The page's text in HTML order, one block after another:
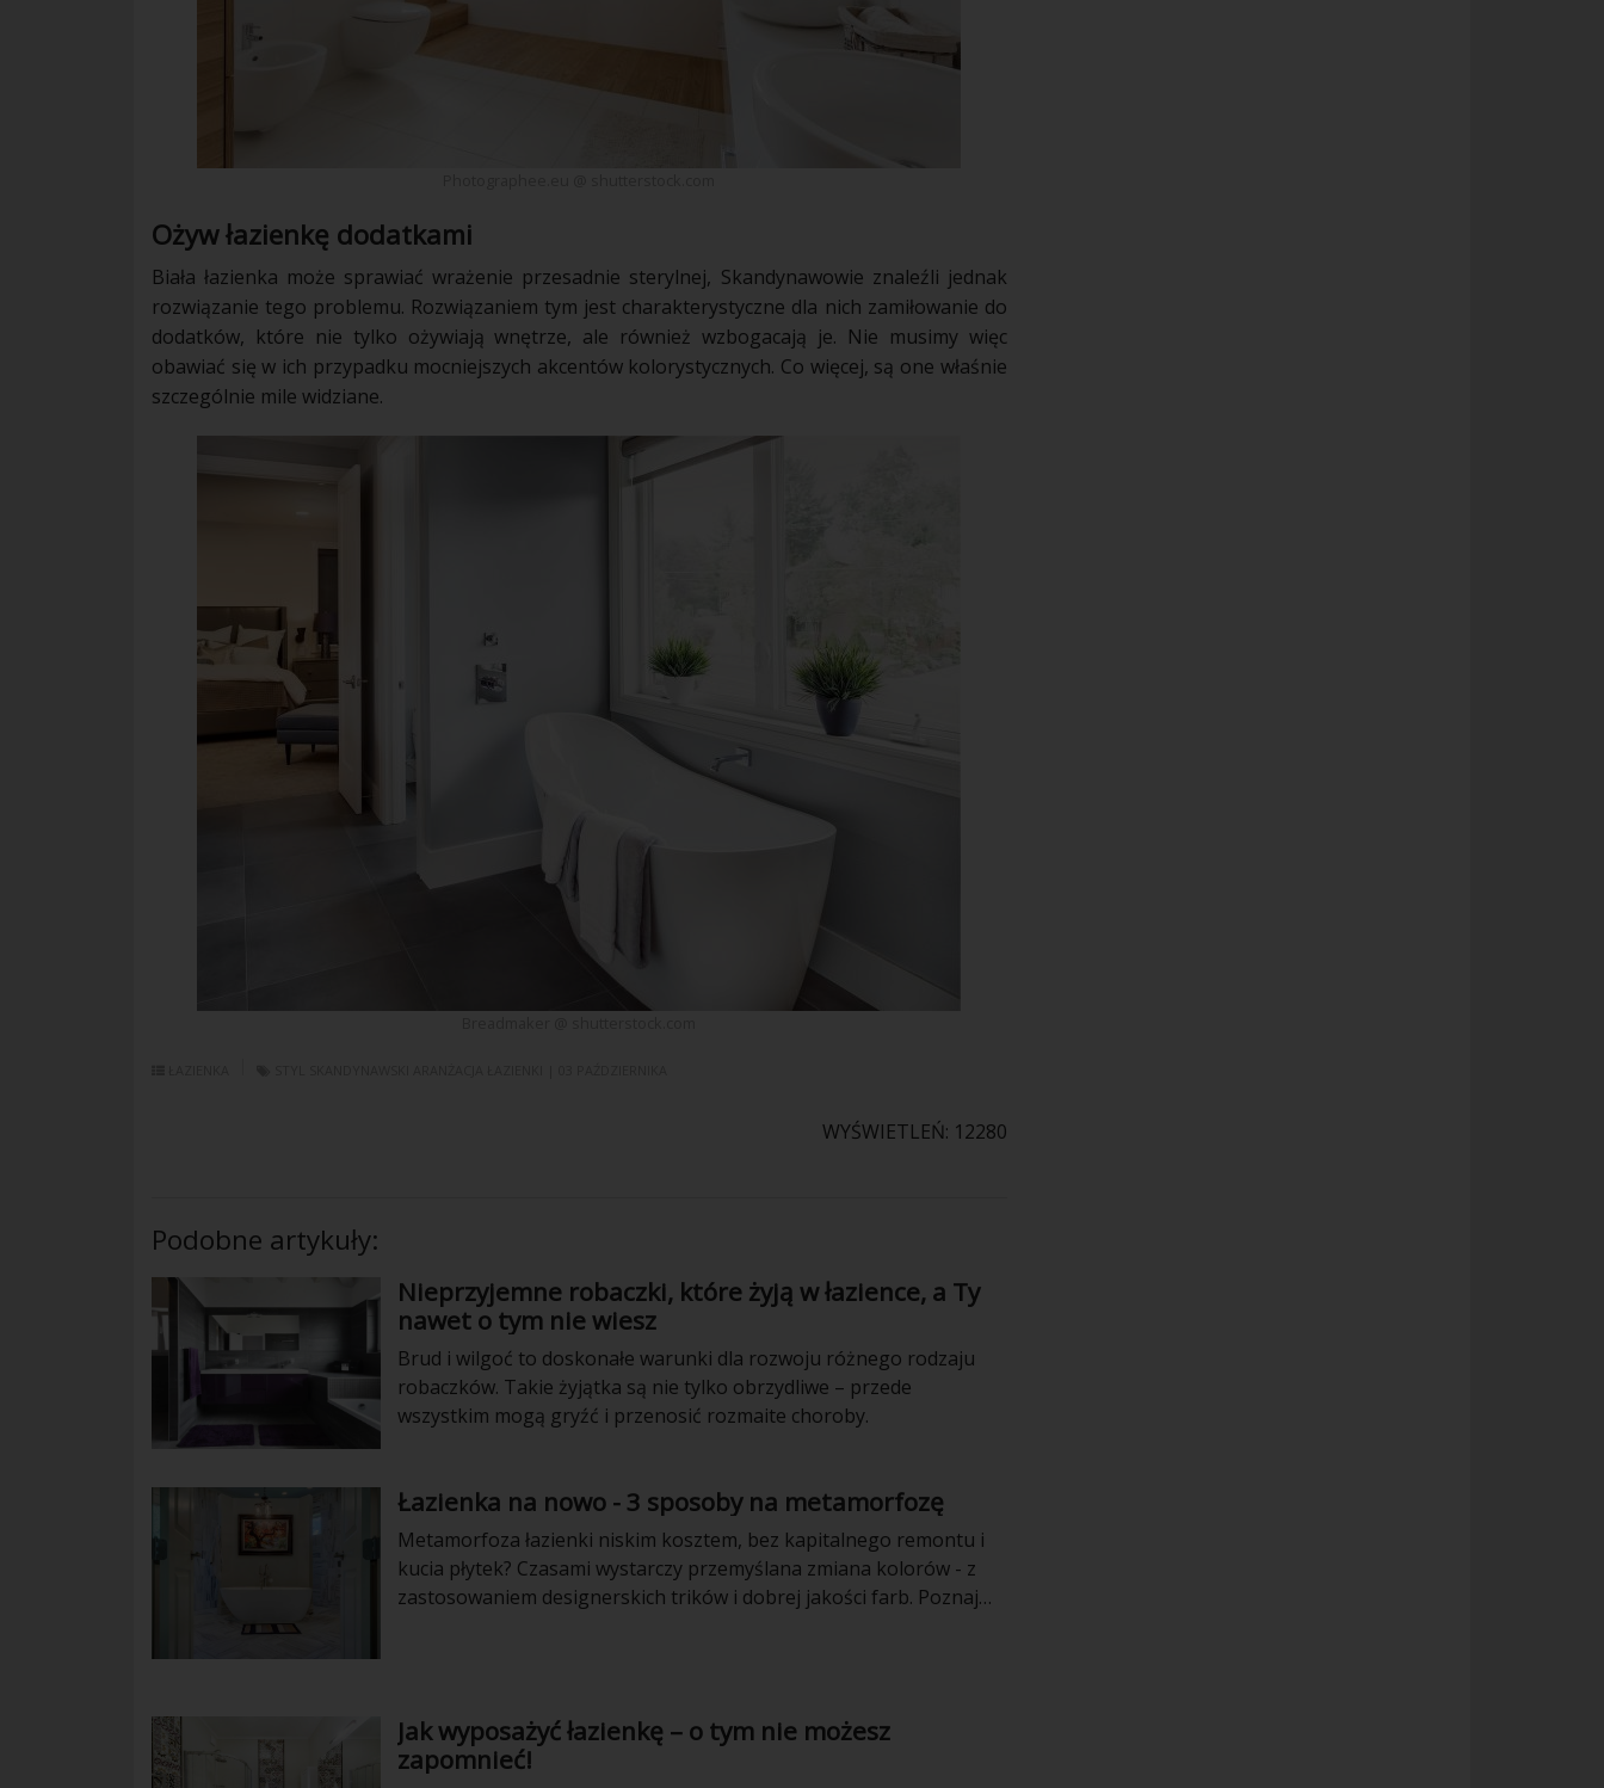
Ożywłazienkę dodatkami
Białałazienka może sprawiać wrażenie przesadnie sterylnej, Skandynawowie znaleźli jednak
rozwiązanie tego problemu. Rozwiązaniem tym jest charakterystyczne dla nich zamiłowanie do
dodatków, które nie tylko ożywiająwnętrze, ale również wzbogacają je. Nie musimy więc
obawiać się w ich przypadku mocniejszych akcentów kolorystycznych. Co więcej, są one właśnie
szczególnie mile widziane.
WYŚWIETLEŃ: 12280
Podobne artykuły:
Nieprzyjemne robaczki, które żyją w łazience, a Ty
nawet o tym nie wiesz
Brud i wilgoć to doskonałe warunki dla rozwoju różnego rodzaju
robaczków. Takie żyjątka są nie tylko obrzydliwe – przede
wszystkim mogą gryźć i przenosić rozmaite choroby.
Łazienka na nowo - 3 sposoby na metamorfozę
Metamorfoza łazienki niskim kosztem, bez kapitalnego remontu i
kucia płytek? Czasami wystarczy przemyślana zmiana kolorów - z
zastosowaniem designerskich trików i dobrej jakości farb. Poznaj
Jak wyposażyć łazienkę – o tym nie możesz
zapomnieć!